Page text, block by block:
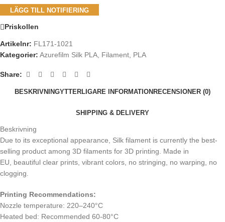
LÄGG TILL NOTIFIERING
Priskollen
Artikelnr: FL171-1021
Kategorier: Azurefilm Silk PLA Filament PLA
Share:
BESKRIVNINGYTTERLIGARE INFORMATION RECENSIONER (0)
SHIPPING & DELIVERY
Beskrivning
Due to its exceptional appearance, Silk filament is currently the best-
selling product among 3D filaments for 3D printing. Made in
EU, beautiful clear prints, vibrant colors, no stringing, no warping, no
clogging.
Printing Recommendations:
Nozzle temperature: 220–240°C
Heated bed: Recommended 60-80°C